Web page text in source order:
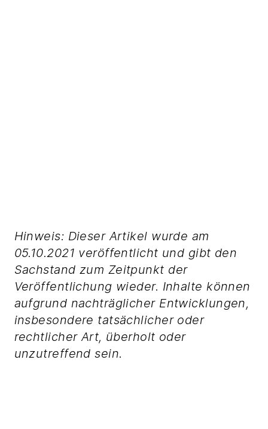
Hinweis: Dieser Artikel wurde am
05.10.2021 veröffentlicht und gibt den
Sachstand zum Zeitpunkt der
Veröffentlichung wieder. Inhalte können
aufgrund nachträglicher Entwicklungen,
insbesondere tatsächlicher oder
rechtlicher Art, überholt oder
unzutreffend sein.